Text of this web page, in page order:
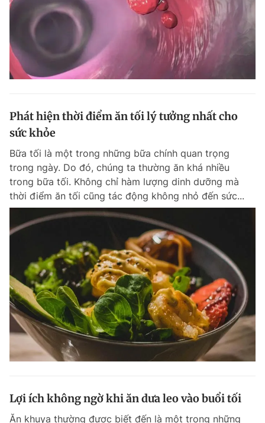
Sản phẩm khác
Tiện ích Bạn cần biết
Đọc Thanh Niên trên điện thoại
Theo dõi báo trên
Hotline
0906 645 777
Liên hệ quảng cáo
0908 780 404
Đặt báo Quảng cáo RSS Tòa soạn Chính sách bảo
Tổng biên tập: Nguyễn Ngọc Toàn
Tổng thư ký tòa soạn: Đức Trung
Giấy phép xuất bản số 110/GP - BTTTT cấp ngày 24.3.2020
Phát hiện thời điểm ăn tối lý tưởng nhất cho
sức khỏe
Bữa tối là một trong những bữa chính quan trọng
trong ngày. Do đó, chúng ta thường ăn khá nhiều
trong bữa tối. Không chỉ hàm lượng dinh dưỡng mà
thời điểm ăn tối cũng tác động không nhỏ đến sức...
Lợi ích không ngờ khi ăn dưa leo vào buổi tối
Ăn khuya thường được biết đến là một trong những